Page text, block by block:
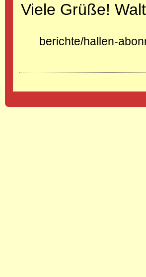
Viele Grüße!
berichte/hallen-